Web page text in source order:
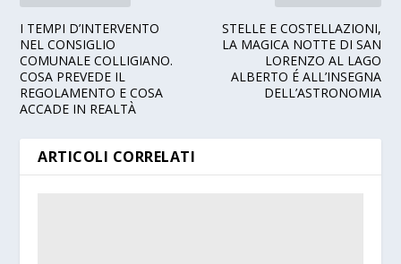
I TEMPI D’INTERVENTO
NEL CONSIGLIO
COMUNALE COLLIGIANO.
COSA PREVEDE IL
REGOLAMENTO E COSA
ACCADE IN REALTÀ
STELLE E COSTELLAZIONI,
LA MAGICA NOTTE DI SAN
LORENZO AL LAGO
ALBERTO É ALL’INSEGNA
DELL’ASTRONOMIA
ARTICOLI CORRELATI